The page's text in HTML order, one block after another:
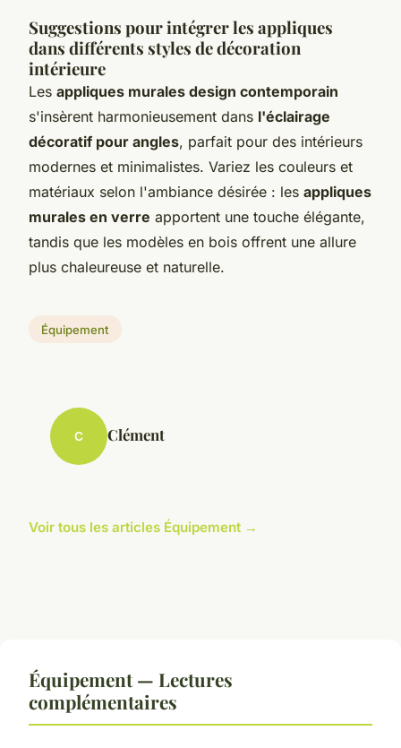
Suggestions pour intégrer les appliques
dans différents styles de décoration
intérieure
Les appliques murales design contemporain
s'insèrent harmonieusement dans l'éclairage
décoratif pour angles, parfait pour des intérieurs
modernes et minimalistes. Variez les couleurs et
matériaux selon l'ambiance désirée : les appliques
murales en verre apportent une touche élégante,
tandis que les modèles en bois offrent une allure
plus chaleureuse et naturelle.
Équipement
C Clément
Voir tous les articles Équipement →
Équipement — Lectures
complémentaires